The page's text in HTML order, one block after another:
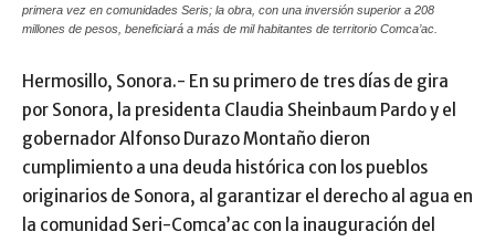
primera vez en comunidades Seris; la obra, con una inversión superior a 208
millones de pesos, beneficiará a más de mil habitantes de territorio Comca’ac.
Hermosillo, Sonora.- En su primero de tres días de gira
por Sonora, la presidenta Claudia Sheinbaum Pardo y el
gobernador Alfonso Durazo Montaño dieron
cumplimiento a una deuda histórica con los pueblos
originarios de Sonora, al garantizar el derecho al agua en
la comunidad Seri-Comca’ac con la inauguración del